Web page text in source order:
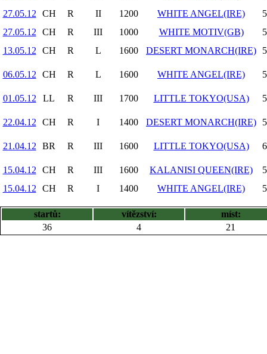
27.05.12
CH R II 1200 WHITE ANGEL(IRE)
27.05.12
CH R III 1000 WHITE MOTIV(GB)
13.05.12
CH R L 1600 DESERT MONARCH(IRE)
06.05.12 CH R L 1600 WHITE ANGEL(IRE)
01.05.12 LL R III 1700 LITTLE TOKYO(USA)
22.04.12 CH R I 1400 DESERT MONARCH(IRE)
21.04.12 BR R III 1600 LITTLE TOKYO(USA)
15.04.12 CH R III 1600 KALANISI QUEEN(IRE)
15.04.12
CH R I 1400 WHITE ANGEL(IRE)
startů: vítězství:
míst:
36
4 21